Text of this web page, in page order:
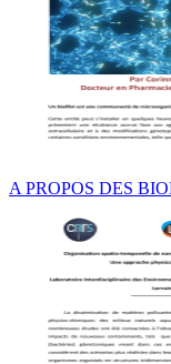
A PROPOS DES